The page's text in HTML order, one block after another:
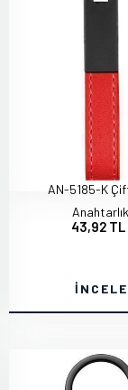
AN-5185-K
Anahtarlık
43,92 TL
İNCELE